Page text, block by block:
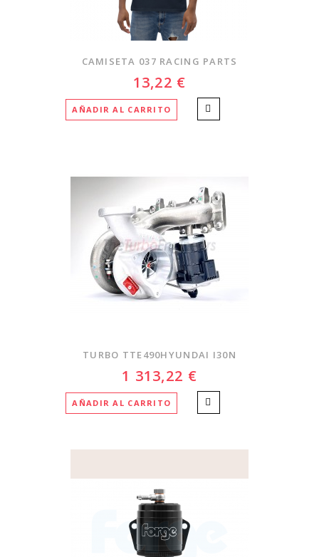
CAMISETA 037 RACING PARTS
13,22 €
AÑADIR AL CARRITO
TURBO TTE490HYUNDAI I30N
1 313,22 €
AÑADIR AL CARRITO